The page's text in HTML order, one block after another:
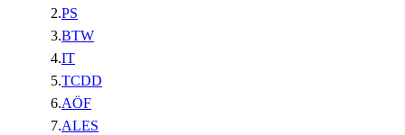
2.PS
3.BTW
4.IT
5.TCDD
6.AÖF
7.ALES